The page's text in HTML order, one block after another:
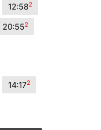
12:582
20:552
14:172